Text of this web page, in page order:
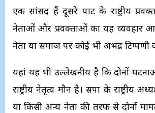
एक सांसद हैं दूसरे पार्टी के राष्ट्रीय
नेताओं और प्रवक्ताओं का यह व्यवहार
नेता या समाज पर कोई भी अभद्र टिप्पणी
यहां यह भी उल्लेखनीय है कि दोनों
राष्ट्रीय नेतृत्व मौन है। सपा के राष्ट्रीय
या किसी अन्य नेता की तरफ से दोनों